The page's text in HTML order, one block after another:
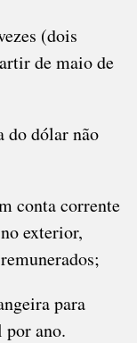
(dois
de maio de
do dólar não
conta corrente
exterior,
para
por ano.